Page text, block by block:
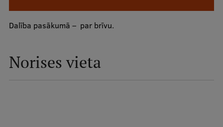
Struktūra
Identitāte
Dalība pasākumā – par brīvu.
Norises vieta